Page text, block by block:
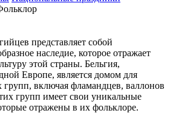
представляет собой
наследие, которое отражает
этой страны. Бельгия,
Европе, является домом для
групп, включая фламандцев, валлонов
групп имеет свои уникальные
отражены в их фольклоре.